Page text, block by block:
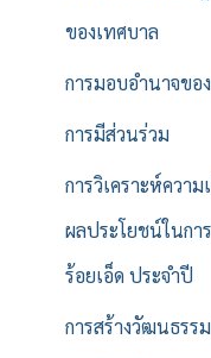
ของเทศบาล
การมอบอำนาจขอ
การมีส่วนร่วม
การวิเคราะห์ควา
ผลประโยชน์ในกา
ร้อยเอ็ด ประจำปี
การสร้างวัฒนธรร